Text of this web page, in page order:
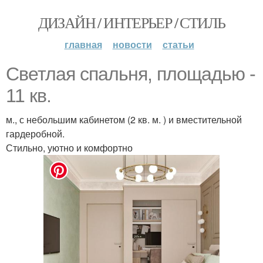
ДИЗАЙН / ИНТЕРЬЕР / СТИЛЬ
главная новости статьи
Светлая спальня, площадью -
11 кв.
м., с небольшим кабинетом (2 кв. м. ) и вместительной
гардеробной.
Стильно, уютно и комфортно